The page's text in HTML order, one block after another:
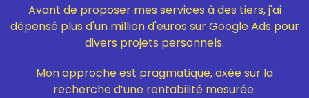
Avant de proposer mes services à des tiers, j'ai
dépensé plus d'un million d'euros sur Google Ads pour
divers projets personnels.
Mon approche est pragmatique, axée sur la
recherche d’une rentabilité mesurée.